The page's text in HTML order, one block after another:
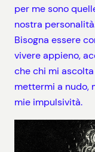
per me sono
nostra
Bisogna essere
vivere appieno,
che chi mi
mettermi a nudo,
mie impulsività.